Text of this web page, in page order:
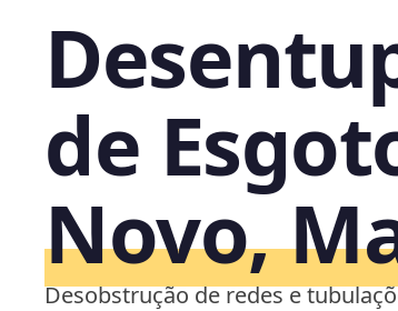
de
Novo,
Desobstrução de redes e